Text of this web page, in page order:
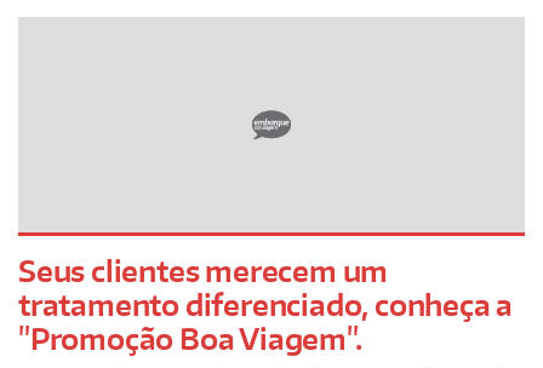
Seus clientes merecem um
tratamento diferenciado, conheça a
"Promoção Boa Viagem".